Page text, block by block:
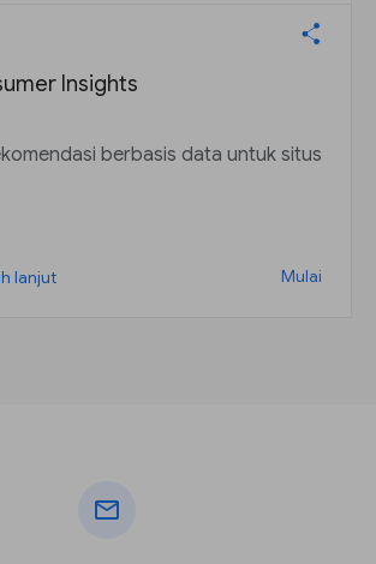
Insights
berbasis data untuk situs
lanjut Mulai
mail